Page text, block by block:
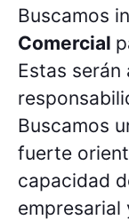
Buscamos
Comercial
Estas serán
Buscamos
fuerte
capacidad
empresarial